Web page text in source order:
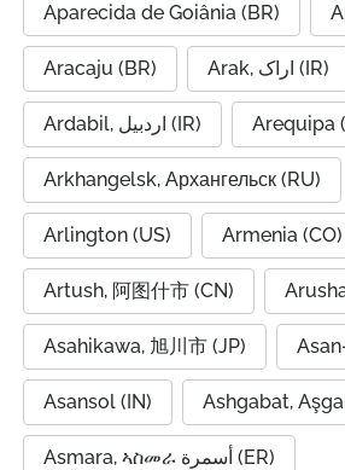
Aparecida de Goiânia (BR)
Aracaju (BR) Arak, اراک (IR)
Ardabil, اردبیل (IR) Arequipa
Arkhangelsk, Архангельск (RU)
Arlington (US) Armenia (CO)
Artush, 阿图什市 (CN)
Asahikawa, 旭川市 (JP)
Asansol (IN) Ashgabat,
Asmara, ኣስመራ أسمرة (ER)